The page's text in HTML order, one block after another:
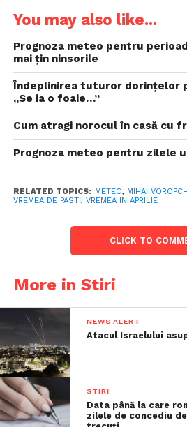
You may also like...
Prognoza meteo pentru
mai țin ninsorile
Îndeplinirea tuturor dorințelor
„Se ia o foaie…”
Cum atragi norocul în casă cu
Prognoza meteo pentru zilele
RELATED TOPICS: METEO, MIHAI
VREMEA DE PASTI, VREMEA IN APRILIE
CLICK TO
More in Stiri
NEWS ALERT
Atacul Israelului
STIRI
Data până la care
zilele de concediu